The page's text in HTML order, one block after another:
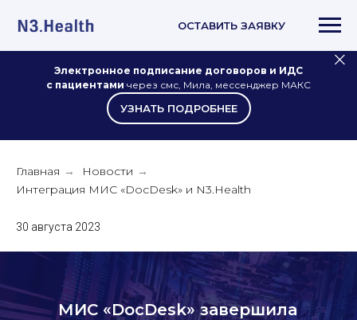
Электронное подписание договоров и ИДС
с пациентами через смс, Мила, мессенджер МАКС
УЗНАТЬ ПОДРОБНЕЕ
ОСТАВИТЬ ЗАЯВКУ
Главная → Новости →
Интеграция МИС «DocDesk» и N3.Health
30 августа 2023
МИС «DocDesk» завершила